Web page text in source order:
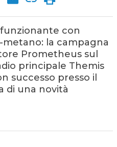
con
la campagna
Prometheus sul
principale Themis
successo presso il
di una novità